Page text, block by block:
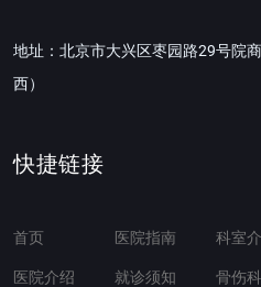
地址：北京市大兴区枣园路29号院
西）
快捷链接
首页
医院介绍
医院指南
就诊须知
科室
骨伤科